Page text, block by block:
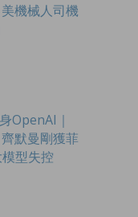
機械人司機
OpenAI｜
默曼剛獲菲
型失控